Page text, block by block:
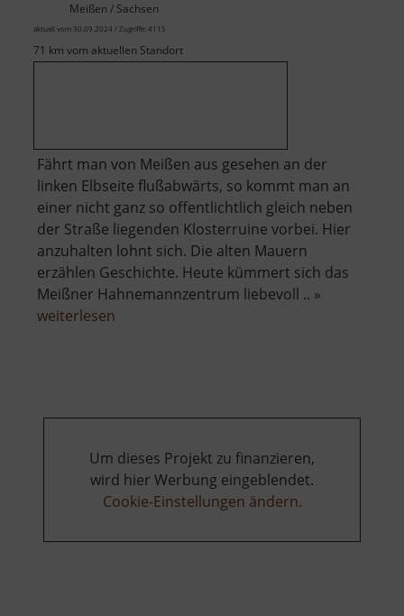
Meißen / Sachsen
aktuell vom 30.09.2024 / Zugriffe: 4115
71 km vom aktuellen Standort
Fährt man von Meißen aus gesehen an der
linken Elbseite flußabwärts, so kommt man an
einer nicht ganz so offentlichtlich gleich neben
der Straße liegenden Klosterruine vorbei. Hier
anzuhalten lohnt sich. Die alten Mauern
erzählen Geschichte. Heute kümmert sich das
Meißner Hahnemannzentrum liebevoll .. »
weiterlesen
Um dieses Projekt zu finanzieren,
wird hier Werbung eingeblendet.
Cookie-Einstellungen ändern.